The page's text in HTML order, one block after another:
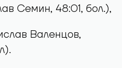
Квартальнов,